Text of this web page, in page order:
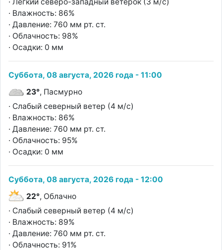
· Влажность: 86%
· Давление: 760 мм рт. ст.
· Облачность: 98%
· Осадки: 0 мм
Суббота, 08 августа, 2026 года - 11:00
23°, Пасмурно
· Слабый северный ветер (4 м/с)
· Влажность: 86%
· Давление: 760 мм рт. ст.
· Облачность: 95%
· Осадки: 0 мм
Суббота, 08 августа, 2026 года - 12:00
22°, Облачно
· Слабый северный ветер (4 м/с)
· Влажность: 89%
· Давление: 760 мм рт. ст.
· Облачность: 91%